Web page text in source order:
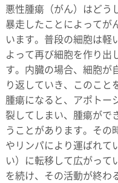
悪性腫瘍（がん）はどう
暴走したことによってが
います。普段の細胞は軽
よって再び細胞を作り出
す。内臓の場合、細胞が
り返していき、このこと
腫瘍になると、アポトー
裂してしまい、腫瘍がで
うことがあります。その
やリンパにより運ばれて
い）に転移して広がって
を続け、その活動が終わ